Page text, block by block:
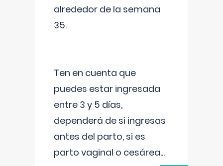
alrededor de la semana
35.
Ten en cuenta que
puedes estar ingresada
entre 3 y 5 días,
dependerá de si ingresas
antes del parto, si es
parto vaginal o cesárea...